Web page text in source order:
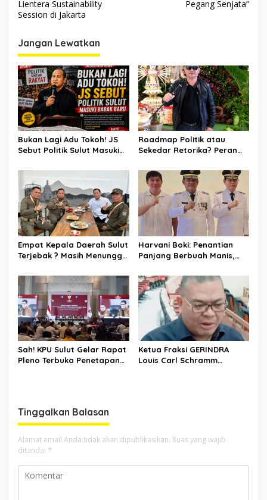
Lientera Sustainability
Session di Jakarta
Pegang Senjata”
Jangan Lewatkan
Bukan Lagi Adu Tokoh! JS
Sebut Politik Sulut Masuki
Roadmap Politik atau
Sekedar Retorika? Peran
Jadi Sorotan
Empat Kepala Daerah Sulut
Terjebak ? Masih Menunggu
Harvani Boki: Penantian
Panjang Berbuah Manis,
Gubernur Sulut Jelang
Pelantikan
Sah! KPU Sulut Gelar Rapat
Pleno Terbuka Penetapan
Ketua Fraksi GERINDRA
Louis Carl Schramm
Tinggalkan Balasan
Alamat email Anda tidak akan dipublikasikan. Ruas yang wajib
ditandai *